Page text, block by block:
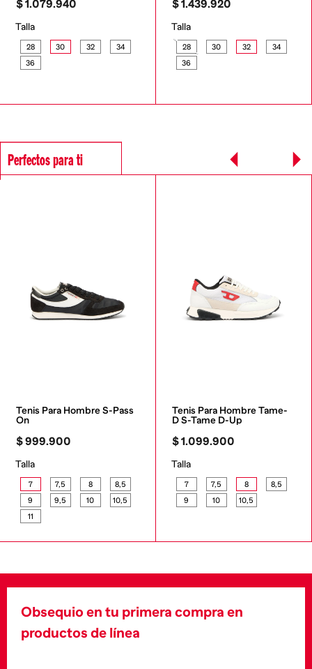
$1.079.940
Talla
28 30 32
34
36
$1.439.920
Talla
28 30 32
34
36
Perfectos para ti
Tenis Para Hombre S-Pass
On
$999.900
Talla
7 7,5 8
8,5
9
9,5 10
10,5
11
Tenis Para Hombre Tame-
D S-Tame D-Up
$1.099.900
Talla
7 7,5 8
8,5
9
10 10,5
Obsequio en tu primera compra en
productos de línea